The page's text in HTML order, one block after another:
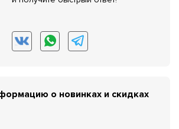
о новинках и скидках